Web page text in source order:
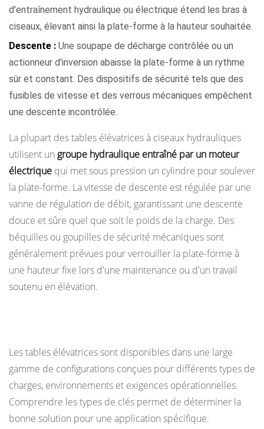
inoxydable
et
Spécifications
clés
à
comprendre
lors
de
sélection
d’une
table
Systèmes
électriques,
pneumatiques
et
manuels
4.1
d'entraînement hydraulique ou électrique étend les bras à
ciseaux, élevant ainsi la plate-forme à la hauteur souhaitée.
Descente : Une soupape de décharge contrôlée ou un
actionneur d'inversion abaisse la plate-forme à un rythme
sûr et constant. Des dispositifs de sécurité tels que des
fusibles de vitesse et des verrous mécaniques empêchent
une descente incontrôlée.
La plupart des tables élévatrices à ciseaux hydrauliques
utilisent un groupe hydraulique entraîné par un moteur
électrique qui met sous pression un cylindre pour soulever
la plate-forme. La vitesse de descente est régulée par une
vanne de régulation de débit, garantissant une descente
douce et sûre quel que soit le poids de la charge. Des
béquilles ou goupilles de sécurité mécaniques sont
généralement prévues pour verrouiller la plate-forme à
une hauteur fixe lors d'une maintenance ou d'un travail
soutenu en élévation.
Les tables élévatrices sont disponibles dans une large
gamme de configurations conçues pour différents types de
charges, environnements et exigences opérationnelles.
Comprendre les types de clés permet de déterminer la
bonne solution pour une application spécifique.